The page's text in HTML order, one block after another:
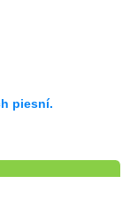
piesní.